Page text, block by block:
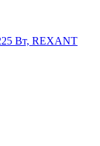
Вт, REXANT